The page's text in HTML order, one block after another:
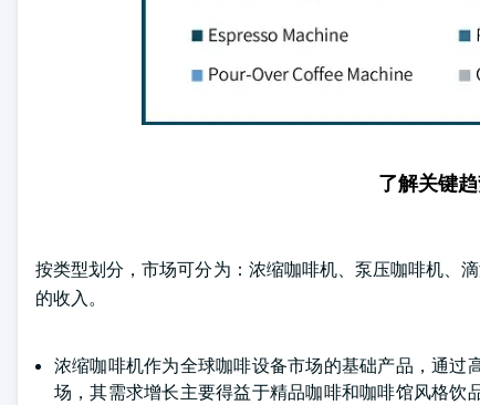
了解关键
按类型划分，市场可分为：浓缩咖啡机、泵压咖啡机、
的收入。
浓缩咖啡机作为全球咖啡设备市场的基础产品，通
场，其需求增长主要得益于精品咖啡和咖啡馆风格